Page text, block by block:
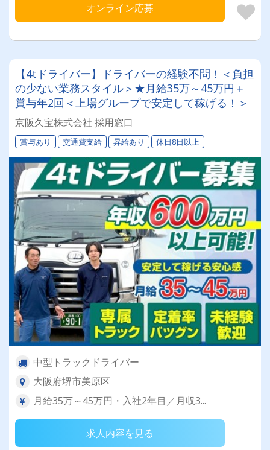
オンライン応募
【4tドライバー】ドライバーの経験不問！＜負担
の少ない業務スタイル＞★月給35万～45万円＋
賞与年2回＜上場グループで安定して稼げる！＞
京阪久宝株式会社 採用窓口
賞与あり 交通費支給 昇給あり 休日8日以上
中型トラックドライバー
大阪府堺市美原区
月給35万～45万円・入社2年目／月収3...
求人内容を見る